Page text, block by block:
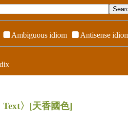
Ambiguous idiom Antisense
〉 [天香國色]